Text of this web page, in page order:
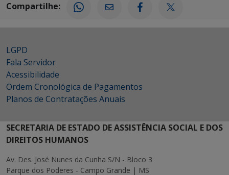
Compartilhe:
LGPD
Fala Servidor
Acessibilidade
Ordem Cronológica de Pagamentos
Planos de Contratações Anuais
SECRETARIA DE ESTADO DE ASSISTÊNCIA SOCIAL E DOS
DIREITOS HUMANOS
Av. Des. José Nunes da Cunha S/N - Bloco 3
Parque dos Poderes - Campo Grande | MS